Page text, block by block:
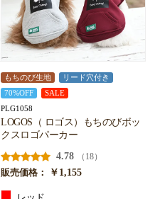
もちのび生地
リード穴付き
70%OFF
SALE
PLG1058
LOGOS（ ロゴス）もちのびボッ
クスロゴパーカー
4.78
（18）
販売価格：
￥1,155